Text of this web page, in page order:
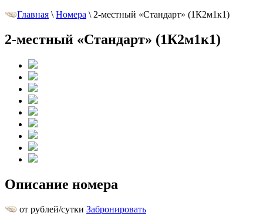
Главная \ Номера \ 2-местный «Стандарт» (1К2м1к1)
2-местный «Стандарт» (1К2м1к1)
Описание номера
от рублей/сутки Забронировать